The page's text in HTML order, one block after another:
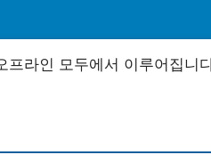
라인 모두에서 이루어집니